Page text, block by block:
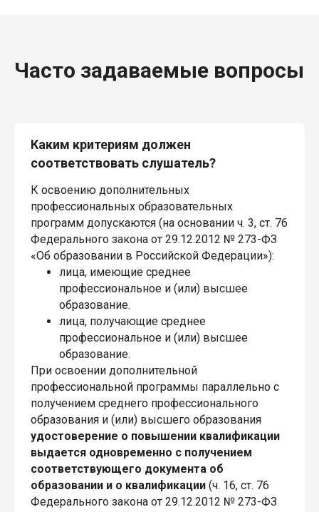
Часто задаваемые вопросы
Каким критериям должен
соответствовать слушатель?
К освоению дополнительных
профессиональных образовательных
программ допускаются (на основании ч. 3, ст. 76
Федерального закона от 29.12.2012 № 273-ФЗ
«Об образовании в Российской Федерации»):
лица, имеющие среднее
профессиональное и (или) высшее
образование.
лица, получающие среднее
профессиональное и (или) высшее
образование.
При освоении дополнительной
профессиональной программы параллельно с
получением среднего профессионального
образования и (или) высшего образования
удостоверение о повышении квалификации
выдается одновременно с получением
соответствующего документа об
образовании и о квалификации (ч. 16, ст. 76
Федерального закона от 29.12.2012 № 273-ФЗ